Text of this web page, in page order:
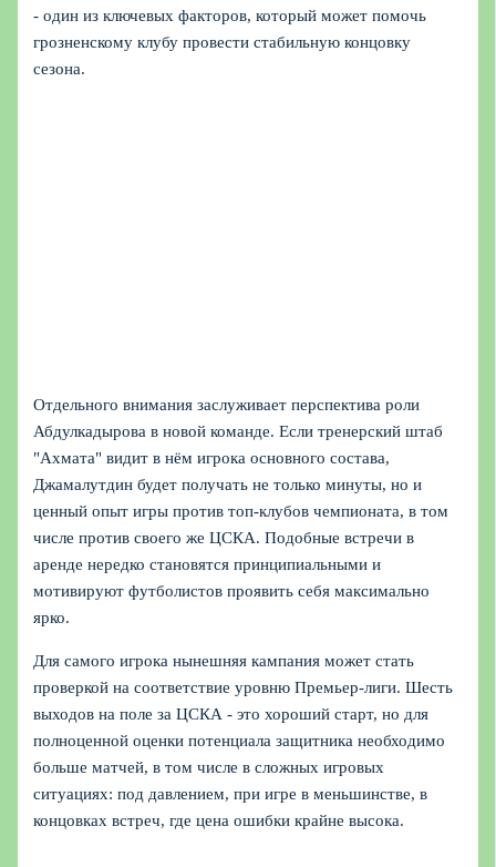
- один из ключевых факторов, который может помочь
грозненскому клубу провести стабильную концовку
сезона.
Отдельного внимания заслуживает перспектива роли
Абдулкадырова в новой команде. Если тренерский штаб
"Ахмата" видит в нём игрока основного состава,
Джамалутдин будет получать не только минуты, но и
ценный опыт игры против топ-клубов чемпионата, в том
числе против своего же ЦСКА. Подобные встречи в
аренде нередко становятся принципиальными и
мотивируют футболистов проявить себя максимально
ярко.
Для самого игрока нынешняя кампания может стать
проверкой на соответствие уровню Премьер-лиги. Шесть
выходов на поле за ЦСКА - это хороший старт, но для
полноценной оценки потенциала защитника необходимо
больше матчей, в том числе в сложных игровых
ситуациях: под давлением, при игре в меньшинстве, в
концовках встреч, где цена ошибки крайне высока.